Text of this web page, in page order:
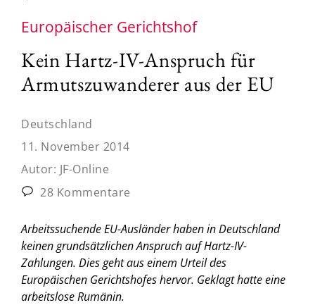
Europäischer Gerichtshof
Kein Hartz-IV-Anspruch für
Armutszuwanderer aus der EU
Deutschland
11. November 2014
Autor: JF-Online
28 Kommentare
Arbeitssuchende EU-Ausländer haben in Deutschland
keinen grundsätzlichen Anspruch auf Hartz-IV-
Zahlungen. Dies geht aus einem Urteil des
Europäischen Gerichtshofes hervor. Geklagt hatte eine
arbeitslose Rumänin.